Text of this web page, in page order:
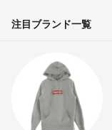
注目ブランド一覧